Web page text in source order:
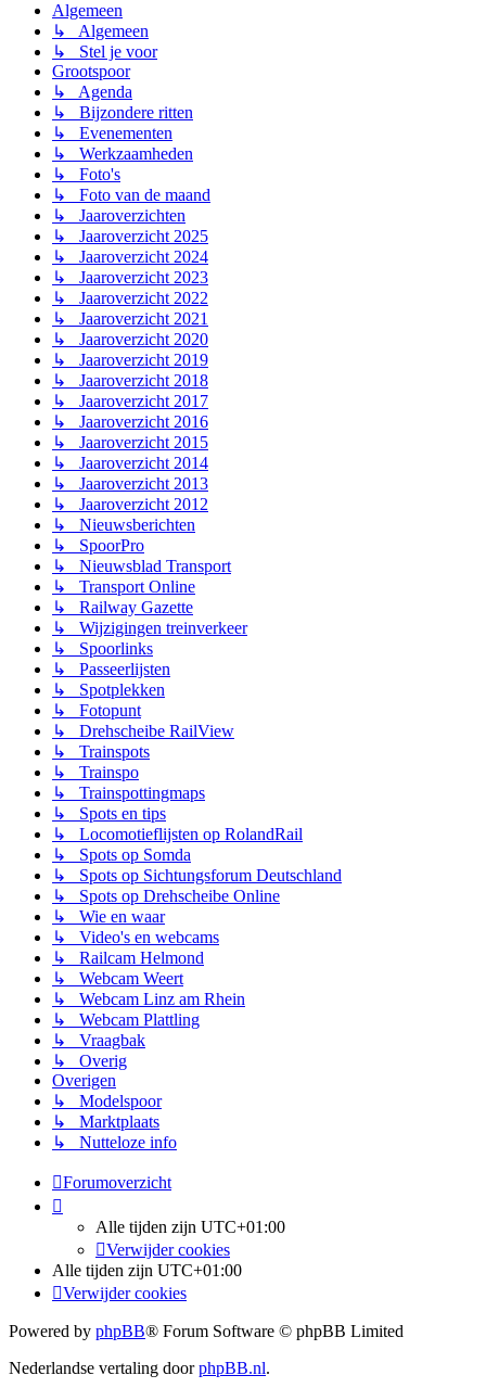
Algemeen
↳ Algemeen
↳ Stel je voor
Grootspoor
↳ Agenda
↳ Bijzondere ritten
↳ Evenementen
↳ Werkzaamheden
↳ Foto's
↳ Foto van de maand
↳ Jaaroverzichten
↳ Jaaroverzicht 2025
↳ Jaaroverzicht 2024
↳ Jaaroverzicht 2023
↳ Jaaroverzicht 2022
↳ Jaaroverzicht 2021
↳ Jaaroverzicht 2020
↳ Jaaroverzicht 2019
↳ Jaaroverzicht 2018
↳ Jaaroverzicht 2017
↳ Jaaroverzicht 2016
↳ Jaaroverzicht 2015
↳ Jaaroverzicht 2014
↳ Jaaroverzicht 2013
↳ Jaaroverzicht 2012
↳ Nieuwsberichten
↳ SpoorPro
↳ Nieuwsblad Transport
↳ Transport Online
↳ Railway Gazette
↳ Wijzigingen treinverkeer
↳ Spoorlinks
↳ Passeerlijsten
↳ Spotplekken
↳ Fotopunt
↳ Drehscheibe RailView
↳ Trainspots
↳ Trainspo
↳ Trainspottingmaps
↳ Spots en tips
↳ Locomotieflijsten op RolandRail
↳ Spots op Somda
↳ Spots op Sichtungsforum Deutschland
↳ Spots op Drehscheibe Online
↳ Wie en waar
↳ Video's en webcams
↳ Railcam Helmond
↳ Webcam Weert
↳ Webcam Linz am Rhein
↳ Webcam Plattling
↳ Vraagbak
↳ Overig
Overigen
↳ Modelspoor
↳ Marktplaats
↳ Nutteloze info
Forumoverzicht
Alle tijden zijn UTC+01:00
Verwijder cookies
Alle tijden zijn UTC+01:00
Verwijder cookies
Powered by phpBB® Forum Software © phpBB Limited
Nederlandse vertaling doorphpBB.nl.